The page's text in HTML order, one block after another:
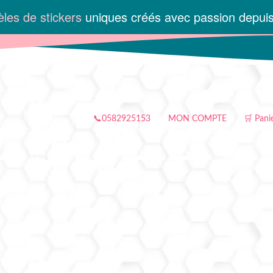
de stickers uniques créés avec passion
📞0582925153 MON COMPTE 🛒